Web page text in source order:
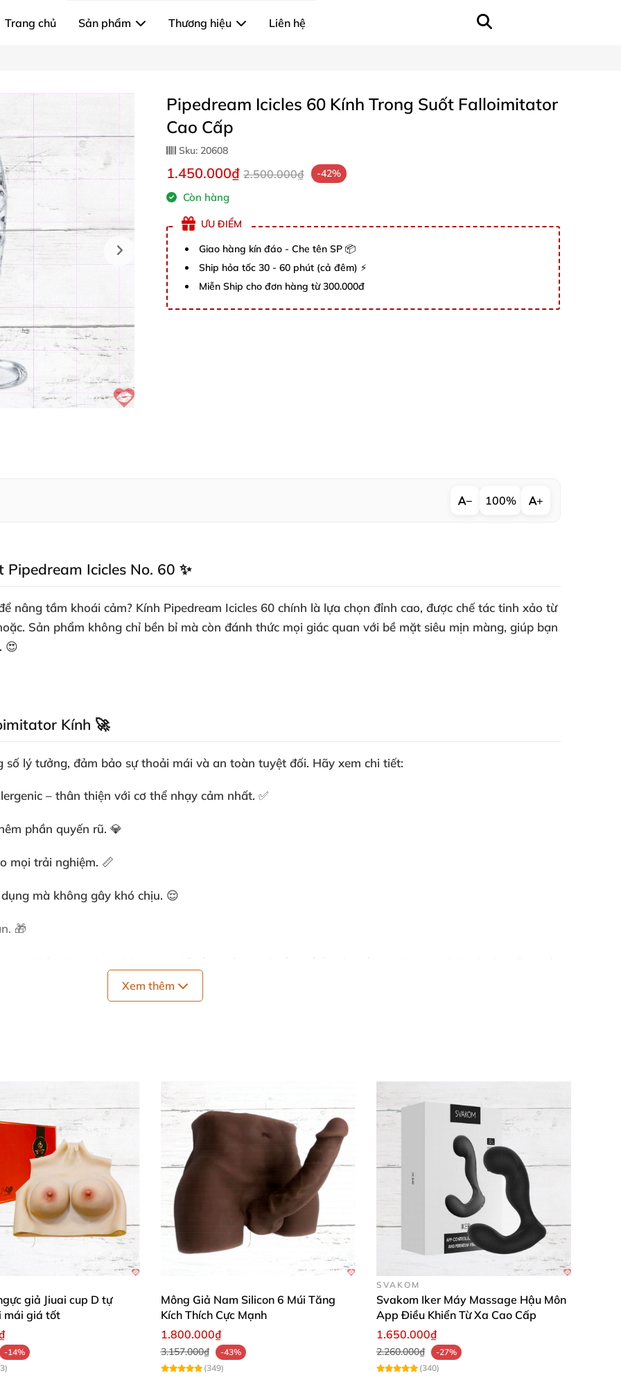
Trang chủ Sản phẩm Thương hiệu Liên hệ
Pipedream Icicles 60 Kính Trong Suốt Falloimitator
Cao Cấp
Sku: 20608
1.450.000₫ 2.500.000₫ -42%
Còn hàng
ƯU ĐIỂM
Giao hàng kín đáo - Che tên SP 📦
Ship hỏa tốc 30 - 60 phút (cả đêm) ⚡
Miễn Ship cho đơn hàng từ 300.000đ
− 100% +
Icicles No. 60 ✨
nâng tầm khoái cảm? Kính Pipedream Icicles 60 chính là lựa chọn đỉnh cao, được chế tác tinh xảo từ
Sản phẩm không chỉ bền bỉ mà còn đánh thức mọi giác quan với bề mặt siêu mịn màng, giúp bạn
😍
Kính 🚀
số lý tưởng, đảm bảo sự thoải mái và an toàn tuyệt đối. Hãy xem chi tiết:
– thân thiện với cơ thể nhạy cảm nhất. ✅
phần quyến rũ. 💎
mọi trải nghiệm. 📏
mà không gây khó chịu. 😌
🎁
bền vững theo thời gian. Chỉ cần ngâm nước ấm để ấm áp gần gũi hoặc nước lạnh cho cảm giác
khoái lạc đạt đỉnh nhé! 🌡️
bậc. Dễ vệ sinh chỉ với nước ấm và xà phòng dịu nhẹ, hoặc dung dịch chuyên dụng. 🧼
sự thân mật, hoặc làm lạnh để bùng nổ cảm xúc.Falloimitator trong suốt
không chỉ là sản phẩm, mà
đồ chơi tình yêu của bạn. Mỗi lần sử dụng là một hành trình khám phá đầy mê hoặc! 💥
Dễ 🛡️
bằng nước ấm pha xà phòng nhẹ. Luôn dùng gel trơn gốc nước để tăng độ mượt mà, an toàn.
chất lượng cao, phù hợp lối sống tình yêu lành mạnh. Thiết kế tinh tế chinh phục mọi tín đồ đồ chơi
khủng khiếp, chất liệu cao cấp cho cảm giác sang trọng và thoải mái tuyệt đối! Dùng vài lần là mê
Xem thêm
giả Jiuai cup D tự
mái giá tốt
-14%
Mông Giả Nam Silicon 6 Múi Tăng
Kích Thích Cực Mạnh
1.800.000₫
3.157.000₫
-43%
(349)
SVAKOM
Svakom Iker Máy Massage Hậu Môn
App Điều Khiển Từ Xa Cao Cấp
1.650.000₫
2.260.000₫
-27%
(340)